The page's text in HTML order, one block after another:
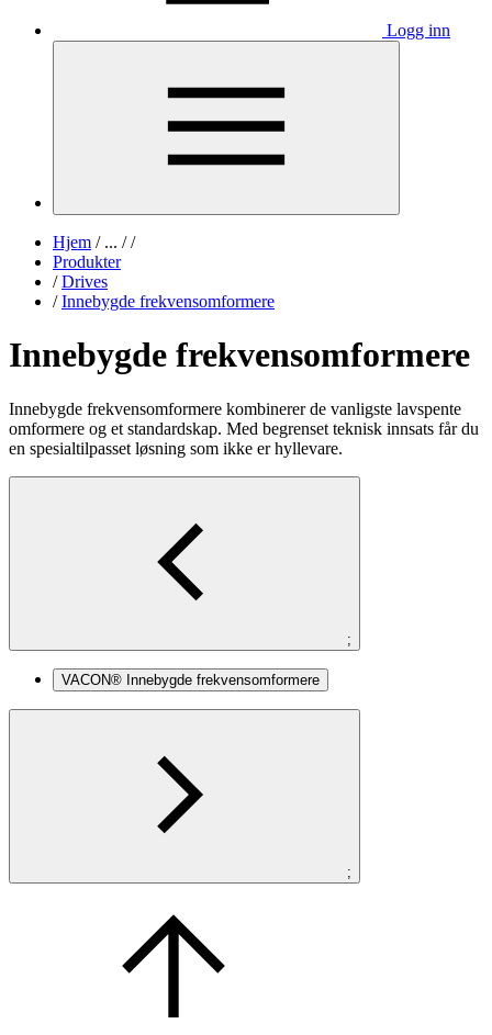
Logg inn
Hjem /... / /
Produkter
/ Drives
/ Innebygde frekvensomformere
Innebygde frekvensomformere
Innebygde frekvensomformere kombinerer de vanligste lavspente
omformere og et standardskap. Med begrenset teknisk innsats får du
en spesialtilpasset løsning som ikke er hyllevare.
;
VACON® Innebygde frekvensomformere
;